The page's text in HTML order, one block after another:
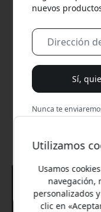
Utilizamos
Usamos
navegación,
personalizados
clic en
nuevos
Sí,
Nunca te
No,